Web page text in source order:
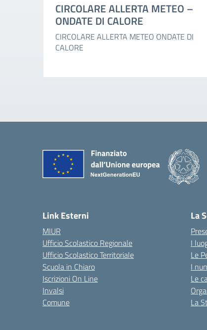
CIRCOLARE ALLERTA METEO –
ONDATE DI CALORE
CIRCOLARE ALLERTA METEO ONDATE DI
CALORE
Link Esterni
MIUR
Ufficio Scolastico Regionale
Ufficio Scolastico Territoriale
Scuola in Chiaro
Iscrizioni On Line
Invalsi
Comune
La
I
Le
I
Le
La